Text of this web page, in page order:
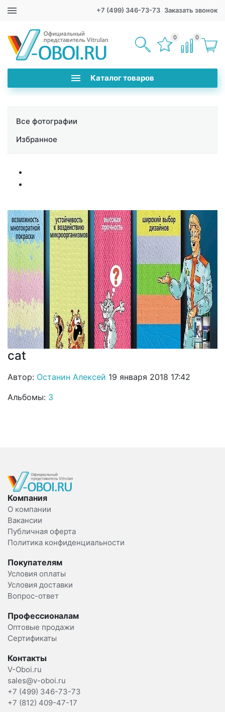
+7 (499) 346-73-73 Заказать звонок
0 0
Каталог товаров
Все фотографии
Избранное
cat
Автор: Останин Алексей 19 января 2018 17:42
Альбомы: 3
Компания
О компании
Вакансии
Публичная оферта
Политика конфиденциальности
Покупателям
Условия оплаты
Условия доставки
Вопрос-ответ
Профессионалам
Оптовые продажи
Сертификаты
Контакты
V-Oboi.ru
sales@v-oboi.ru
+7 (499) 346-73-73
+7 (812) 409-47-17